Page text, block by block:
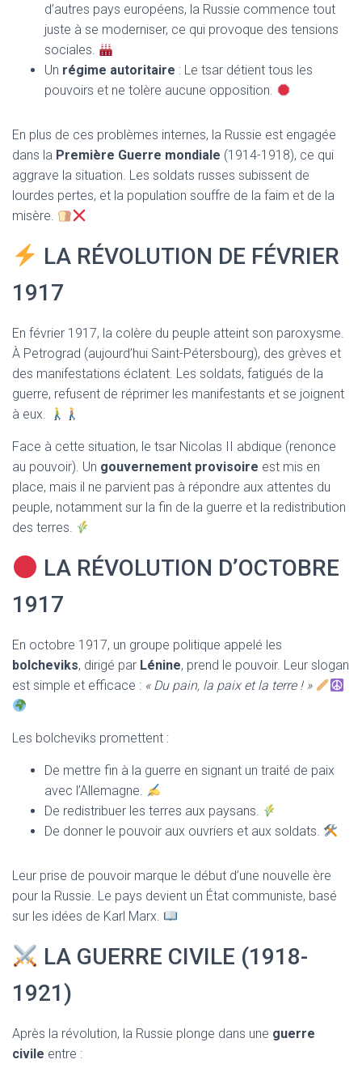
d’autres pays européens, la Russie commence tout
juste à se moderniser, ce qui provoque des tensions
sociales.
Un régime autoritaire : Le tsar détient tous les
pouvoirs et ne tolère aucune opposition.
En plus de ces problèmes internes, la Russie est engagée
dans la Première Guerre mondiale (1914-1918), ce qui
aggrave la situation. Les soldats russes subissent de
lourdes pertes, et la population souffre de la faim et de la
misère.
LA RÉVOLUTION DE FÉVRIER
1917
En février 1917, la colère du peuple atteint son paroxysme.
À Petrograd (aujourd’hui Saint-Pétersbourg), des grèves et
des manifestations éclatent. Les soldats, fatigués de la
guerre, refusent de réprimer les manifestants et se joignent
à eux.
Face à cette situation, le tsar Nicolas II abdique (renonce
au pouvoir). Un gouvernement provisoire est mis en
place, mais il ne parvient pas à répondre aux attentes du
peuple, notamment sur la fin de la guerre et la redistribution
des terres.
LA RÉVOLUTION D’OCTOBRE
1917
En octobre 1917, un groupe politique appelé les
bolcheviks, dirigé par Lénine, prend le pouvoir. Leur slogan
est simple et efficace : « Du pain, la paix et la terre ! »
Les bolcheviks promettent :
De mettre fin à la guerre en signant un traité de paix
avec l’Allemagne.
De redistribuer les terres aux paysans.
De donner le pouvoir aux ouvriers et aux soldats.
Leur prise de pouvoir marque le début d’une nouvelle ère
pour la Russie. Le pays devient un État communiste, basé
sur les idées de Karl Marx.
LA GUERRE CIVILE (1918-
1921)
Après la révolution, la Russie plonge dans une guerre
civile entre :